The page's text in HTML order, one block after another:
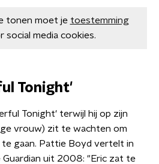
tonen moet je toestemming
social media cookies.
Tonight'
Tonight' terwijl hij op zijn
vrouw) zit te wachten om
te gaan. Pattie Boyd vertelt in
uit 2008: "Eric zat te